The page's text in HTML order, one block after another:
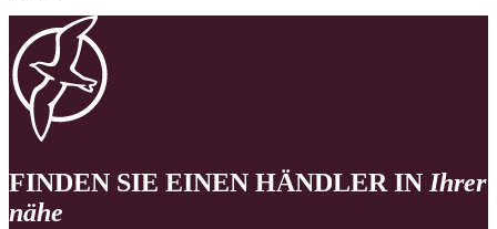
FINDEN SIE EINEN HÄNDLER IN Ihrer
nähe